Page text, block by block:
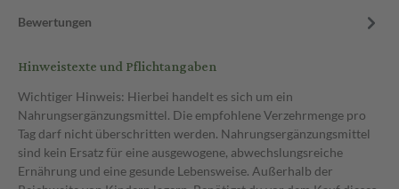
Bewertungen
Hinweistexte und Pflichtangaben
Wichtiger Hinweis: Hierbei handelt es sich um ein
Nahrungsergänzungsmittel. Die empfohlene Verzehrmenge pro
Tag darf nicht überschritten werden. Nahrungsergänzungsmittel
sind kein Ersatz für eine ausgewogene, abwechslungsreiche
Ernährung und eine gesunde Lebensweise. Außerhalb der